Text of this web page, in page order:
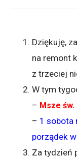
Dziękuję,
na remont
z trzeciej
W tym
– Msze
– 1 sobota
porządek
Za tydzień